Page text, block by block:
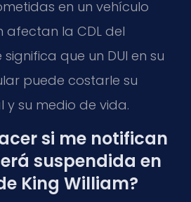
en un vehículo
afectan la CDL del
que un DUI en su
puede costarle su
y su medio de vida.
si me notifican
suspendida en
King William?